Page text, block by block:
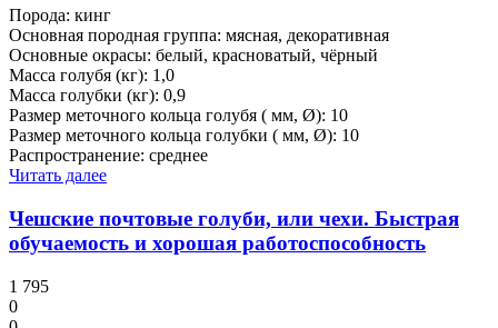
Порода: кинг
Основная породная группа: мясная, декоративная
Основные окрасы: белый, красноватый, чёрный
Масса голубя (кг): 1,0
Масса голубки (кг): 0,9
Размер меточного кольца голубя ( мм, Ø): 10
Размер меточного кольца голубки ( мм, Ø): 10
Распространение: среднее
Читать далее
Чешские почтовые голуби, или чехи. Быстрая
обучаемость и хорошая работоспособность
1 795
0